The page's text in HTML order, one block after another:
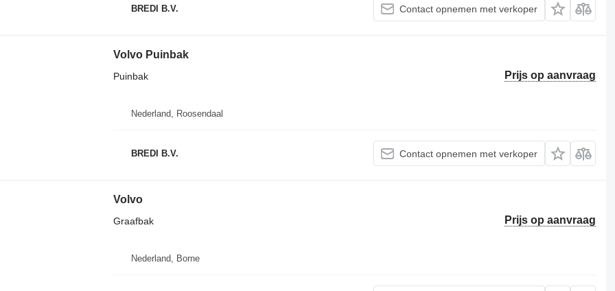
BREDI B.V. Contact opnemen met verkoper
Volvo Puinbak
Prijs op aanvraag
Puinbak
Nederland, Roosendaal
BREDI B.V. Contact opnemen met verkoper
Volvo
Prijs op aanvraag
Graafbak
Nederland, Borne